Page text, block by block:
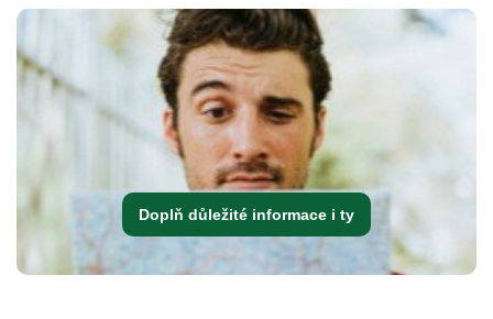
Doplň důležité informace i ty